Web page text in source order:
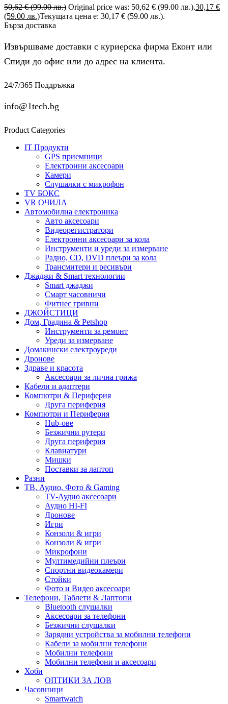
50,62€ (99.00 лв.) Original price was: 50,62 € (99.00 лв.).30,17 €
(59.00 лв.)Текущата цена е: 30,17 € (59.00 лв.).
Бърза доставка
Извършваме доставки с куриерска фирма Еконт или
Спиди до офис или до адрес на клиента.
24/7/365 Поддръжка
info@1tech.bg
Product Categories
IT Продукти
GPS приемници
Електронни аксесоари
Камери
Слушалки с микрофон
TV БОКС
VR ОЧИЛА
Автомобилна електроника
Авто аксесоари
Видеорегистратори
Електронни аксесоари за кола
Инструменти и уреди за измерване
Радио, CD, DVD плеъри за кола
Трансмитери и ресивъри
Джаджи & Smart технологии
Smart джаджи
Смарт часовничи
Фитнес гривни
ДЖОЙСТИЦИ
Дом, Градина & Petshop
Инструменти за ремонт
Уреди за измерване
Домакински електроуреди
Дронове
Здраве и красота
Аксесоари за лична грижа
Кабели и адаптери
Компютри & Периферия
Друга периферия
Компютри и Периферия
Hub-ове
Безжични рутери
Друга периферия
Клавиатури
Мишки
Поставки за лаптоп
Разни
ТВ, Аудио, Фото & Gaming
TV-Аудио аксесоари
Аудио HI-FI
Дронове
Игри
Конзоли & игри
Конзоли & игри
Микрофони
Мултимедийни плеъри
Спортни видеокамери
Стойки
Фото и Видео аксесоари
Телефони, Таблети & Лаптопи
Bluetooth слушалки
Аксесоари за телефони
Безжични слушалки
Зарядни устройства за мобилни телефони
Кабели за мобилни телефони
Мобилни телефони
Мобилни телефони и аксесоари
Хоби
ОПТИКИ ЗА ЛОВ
Часовници
Smartwatch